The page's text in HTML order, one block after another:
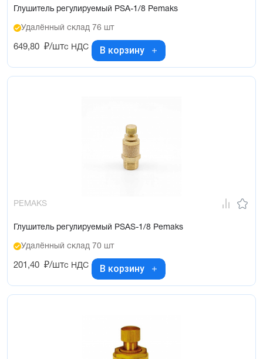
Глушитель регулируемый PSA-1/8 Pemaks
Удалённый склад 76 шт
649,80 ₽/штс НДС В корзину
PEMAKS
Глушитель регулируемый PSAS-1/8 Pemaks
Удалённый склад 70 шт
201,40 ₽/штс НДС В корзину